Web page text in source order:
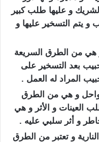
و عليها طلب كبير
و يتم التسخير عليها و
هي من الطرق السريعة
بعد التسخير على
المراد له العمل .
و هي من الطرق
العينات و الأثر و هي
و أثر سلبي عليه .
و تعتبر من الطرق